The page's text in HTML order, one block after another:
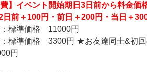
】 イベント開始期日3日前から料金価
日前＋100円 ・前日＋200円 ・当日＋
標準価格 11000円
標準価格 3300円 ★お友達同士&初回
円